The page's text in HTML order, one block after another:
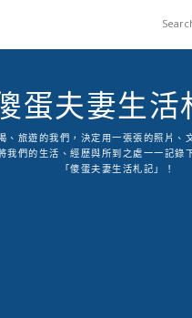
蛋夫妻生活
、旅遊的我們，決定用一張張的照片、
我們的生活、經歷與所到之處一一記錄
「傻蛋夫妻生活札記」！